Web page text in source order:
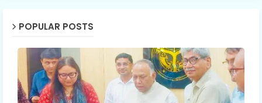
POPULAR POSTS